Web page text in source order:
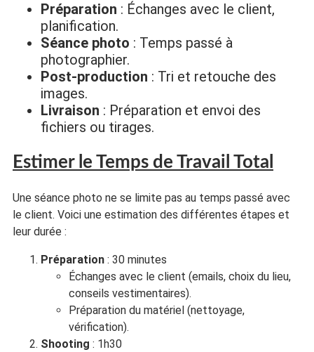
Préparation : Échanges avec le client,
planification.
Séance photo : Temps passé à
photographier.
Post-production : Tri et retouche des
images.
Livraison : Préparation et envoi des
fichiers ou tirages.
Estimer le Temps de Travail Total
Une séance photo ne se limite pas au temps passé avec
le client. Voici une estimation des différentes étapes et
leur durée :
Préparation : 30 minutes
Échanges avec le client (emails, choix du lieu,
conseils vestimentaires).
Préparation du matériel (nettoyage,
vérification).
Shooting : 1h30